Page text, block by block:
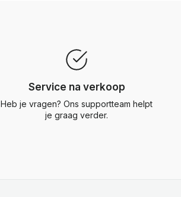
Service na verkoop
Heb je vragen? Ons supportteam helpt
je graag verder.